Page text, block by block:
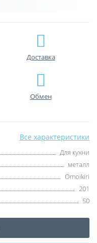
Доставка
Обмен
Все характеристики
Для кухни
металл
Omoikiri
201
50